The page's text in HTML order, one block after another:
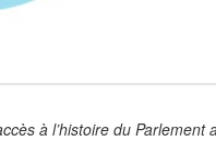
à l’histoire du Parlement